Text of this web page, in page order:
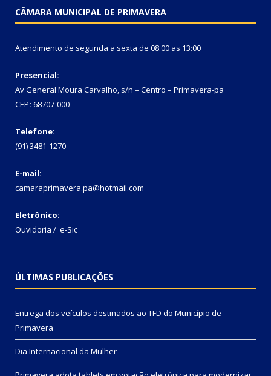
CÂMARA MUNICIPAL DE PRIMAVERA
Atendimento de segunda a sexta de 08:00 as 13:00
Presencial:
Av General Moura Carvalho, s/n – Centro – Primavera-pa
CEP: 68707-000
Telefone:
(91) 3481-1270
E-mail:
camaraprimavera.pa@hotmail.com
Eletrônico:
Ouvidoria / e-Sic
ÚLTIMAS PUBLICAÇÕES
Entrega dos veículos destinados ao TFD do Município de
Primavera
Dia Internacional da Mulher